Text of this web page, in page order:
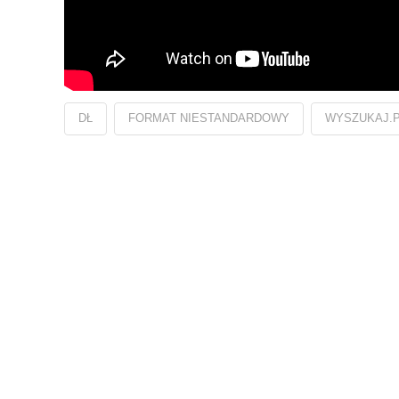
DŁ FORMAT NIESTANDARDOWY